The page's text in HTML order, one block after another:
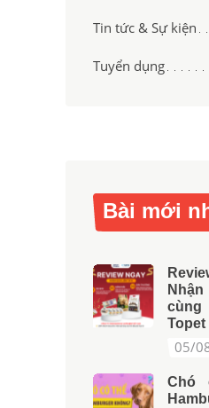
Tin tức & Sự kiện
Tuyển dụng
Bài mới
cùng
Topet
05/
Chó